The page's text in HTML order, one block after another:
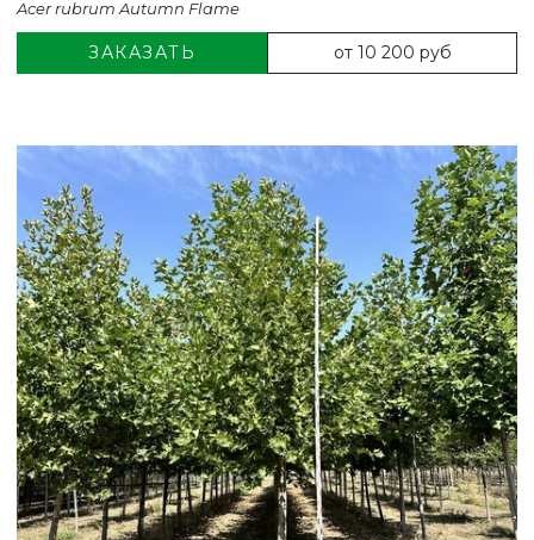
Acer rubrum Autumn Flame
ЗАКАЗАТЬ от 10 200 руб